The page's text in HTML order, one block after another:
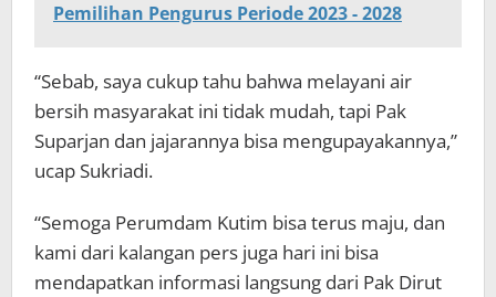
Pemilihan Pengurus Periode 2023 - 2028
“Sebab, saya cukup tahu bahwa melayani air
bersih masyarakat ini tidak mudah, tapi Pak
Suparjan dan jajarannya bisa mengupayakannya,”
ucap Sukriadi.
“Semoga Perumdam Kutim bisa terus maju, dan
kami dari kalangan pers juga hari ini bisa
mendapatkan informasi langsung dari Pak Dirut